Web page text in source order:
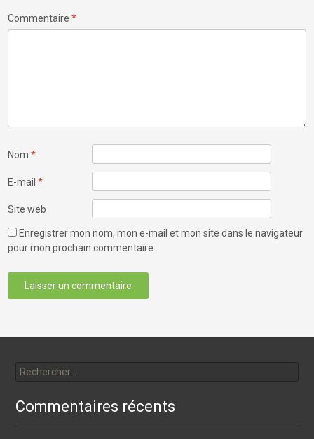
Commentaire*
Nom*
E-mail*
Site web
Enregistrer mon nom, mon e-mail et mon site dans le navigateur
pour mon prochain commentaire.
Commentaires récents